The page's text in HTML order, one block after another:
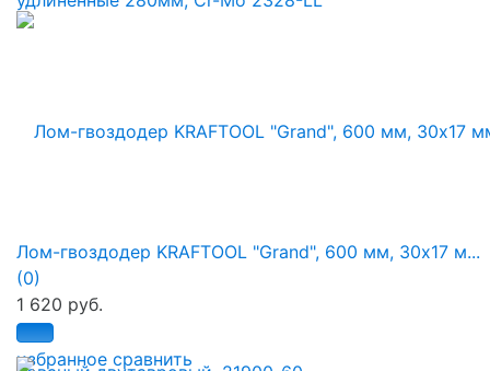
избранное сравнить
Лом-гвоздодер KRAFTOOL "Grand", 600 мм, 30х17 м...
(0)
1 620 руб.